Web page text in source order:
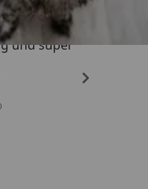
und super